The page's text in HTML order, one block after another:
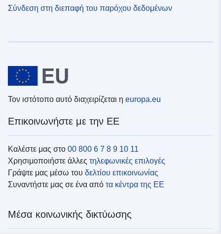
Σύνδεση στη διεπαφή του παρόχου δεδομένων
Τον ιστότοπο αυτό διαχειρίζεται η europa.eu
Επικοινωνήστε με την ΕΕ
Καλέστε μας στο 00 800 6 7 8 9 10 11
Χρησιμοποιήστε άλλες τηλεφωνικές επιλογές
Γράψτε μας μέσω του δελτίου επικοινωνίας
Συναντήστε μας σε ένα από τα κέντρα της ΕΕ
Μέσα κοινωνικής δικτύωσης